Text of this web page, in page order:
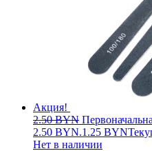
Акция!
2.50BYN
2.50 BYN.1.25 BYN
Нет в наличии